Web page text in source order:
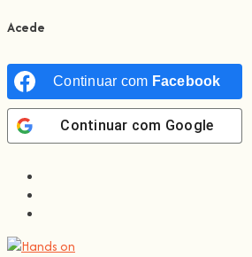
Acede
Continuar com Facebook
Continuar com Google